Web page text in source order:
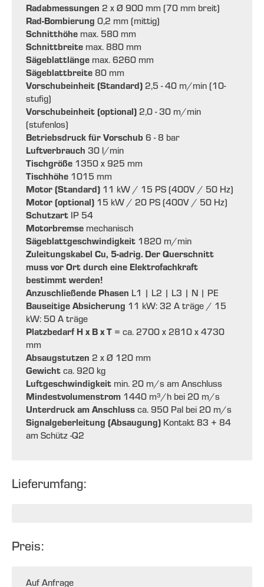
Radabmessungen 2 x Ø 900 mm (70 mm breit)
Rad-Bombierung 0,2 mm (mittig)
Schnitthöhe max. 580 mm
Schnittbreite max. 880 mm
Sägeblattlänge max. 6260 mm
Sägeblattbreite 80 mm
Vorschubeinheit (Standard) 2,5 - 40 m/min (10-
stufig)
Vorschubeinheit (optional) 2,0 - 30 m/min
(stufenlos)
Betriebsdruck für Vorschub 6 - 8 bar
Luftverbrauch 30 l/min
Tischgröße 1350 x 925 mm
Tischhöhe 1015 mm
Motor (Standard) 11 kW / 15 PS (400V / 50 Hz)
Motor (optional) 15 kW / 20 PS (400V / 50 Hz)
Schutzart IP 54
Motorbremse mechanisch
Sägeblattgeschwindigkeit 1820 m/min
Zuleitungskabel Cu, 5-adrig. Der Querschnitt
muss vor Ort durch eine Elektrofachkraft
bestimmt werden!
Anzuschließende Phasen L1 | L2 | L3 | N | PE
Bauseitige Absicherung 11 kW: 32 A träge / 15
kW: 50 A träge
Platzbedarf H x B x T = ca. 2700 x 2810 x 4730
mm
Absaugstutzen 2 x Ø 120 mm
Gewicht ca. 920 kg
Luftgeschwindigkeit min. 20 m/s am Anschluss
Mindestvolumenstrom 1440 m³/h bei 20 m/s
Unterdruck am Anschluss ca. 950 Pal bei 20 m/s
Signalgeberleitung (Absaugung) Kontakt 83 + 84
am Schütz -Q2
Lieferumfang:
Preis:
Auf Anfrage